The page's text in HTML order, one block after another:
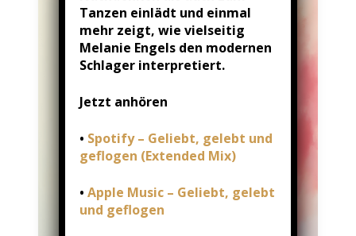
Tanzen einlädt und einmal
mehr zeigt, wie vielseitig
Melanie Engels den modernen
Schlager interpretiert.
Jetzt anhören
• Spotify – Geliebt, gelebt und
geflogen (Extended Mix)
• Apple Music – Geliebt, gelebt
und geflogen